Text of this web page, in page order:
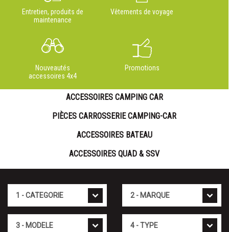
Entretien, produits de
maintenance
Vêtements de voyage
Nouveautés
accessoires 4x4
Promotions
ACCESSOIRES CAMPING CAR
PIÈCES CARROSSERIE CAMPING-CAR
ACCESSOIRES BATEAU
ACCESSOIRES QUAD & SSV